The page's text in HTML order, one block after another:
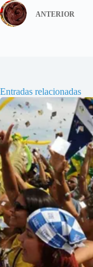
ANTERIOR
Entradas relacionadas